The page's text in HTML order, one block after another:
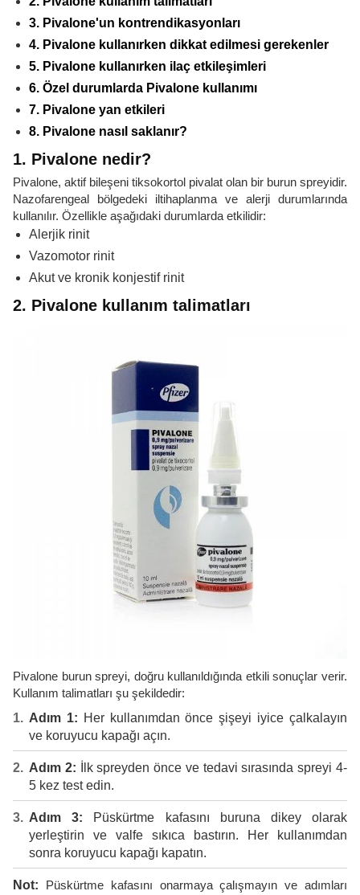
3. Pivalone'un kontrendikasyonları
4. Pivalone kullanırken dikkat edilmesi gerekenler
5. Pivalone kullanırken ilaç etkileşimleri
6. Özel durumlarda Pivalone kullanımı
7. Pivalone yan etkileri
8. Pivalone nasıl saklanır?
1. Pivalone nedir?
Pivalone, aktif bileşeni tiksokortol pivalat olan bir burun spreyidir.
Nazofarengeal bölgedeki iltihaplanma ve alerji durumlarında
kullanılır. Özellikle aşağıdaki durumlarda etkilidir:
Alerjik rinit
Vazomotor rinit
Akut ve kronik konjestif rinit
2. Pivalone kullanım talimatları
Pivalone burun spreyi, doğru kullanıldığında etkili sonuçlar verir.
Kullanım talimatları şu şekildedir:
Adım 1: Her kullanımdan önce şişeyi iyice çalkalayın
ve koruyucu kapağı açın.
Adım 2: İlk spreyden önce ve tedavi sırasında spreyi 4-
5 kez test edin.
Adım 3: Püskürtme kafasını buruna dikey olarak
yerleştirin ve valfe sıkıca bastırın. Her kullanımdan
sonra koruyucu kapağı kapatın.
Not: Püskürtme kafasını onarmaya çalışmayın ve adımları